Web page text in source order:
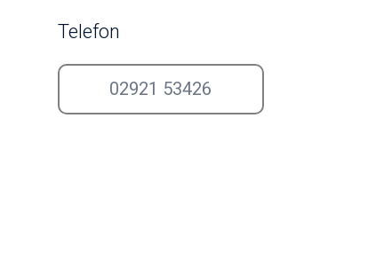
Telefon
02921 53426